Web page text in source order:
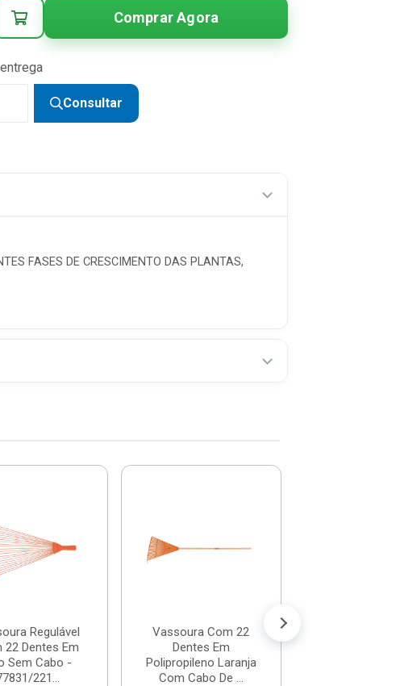
Comprar Agora
Consultar
FASES DE CRESCIMENTO DAS PLANTAS,
Regulável
22 Dentes Em
Sem Cabo -
221...
Vassoura Com 22
Dentes Em
Polipropileno Laranja
Com Cabo De ...